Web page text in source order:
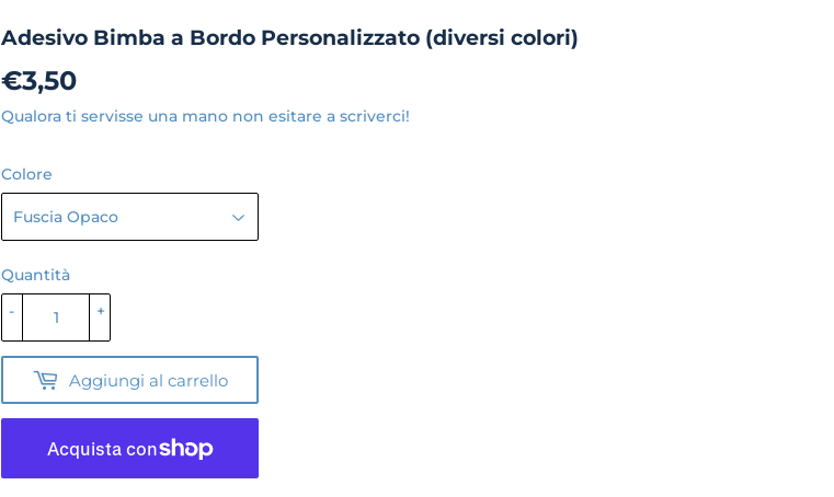
Adesivo Bimba a Bordo Personalizzato (diversi colori)
€3,50
Qualora ti servisse una mano non esitare a scriverci!
Colore
Quantità
+
-
Aggiungi al carrello